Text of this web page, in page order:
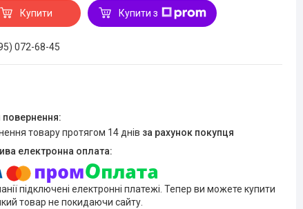
Купити Купити з
072-68-45
товару протягом 14 днів за рахунок покупця
підключені електронні платежі. Тепер ви можете купити
товар не покидаючи сайту.